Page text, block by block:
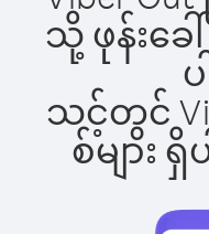
သို့ ဖုန်းခ
သင့်တွင်
စ်များ